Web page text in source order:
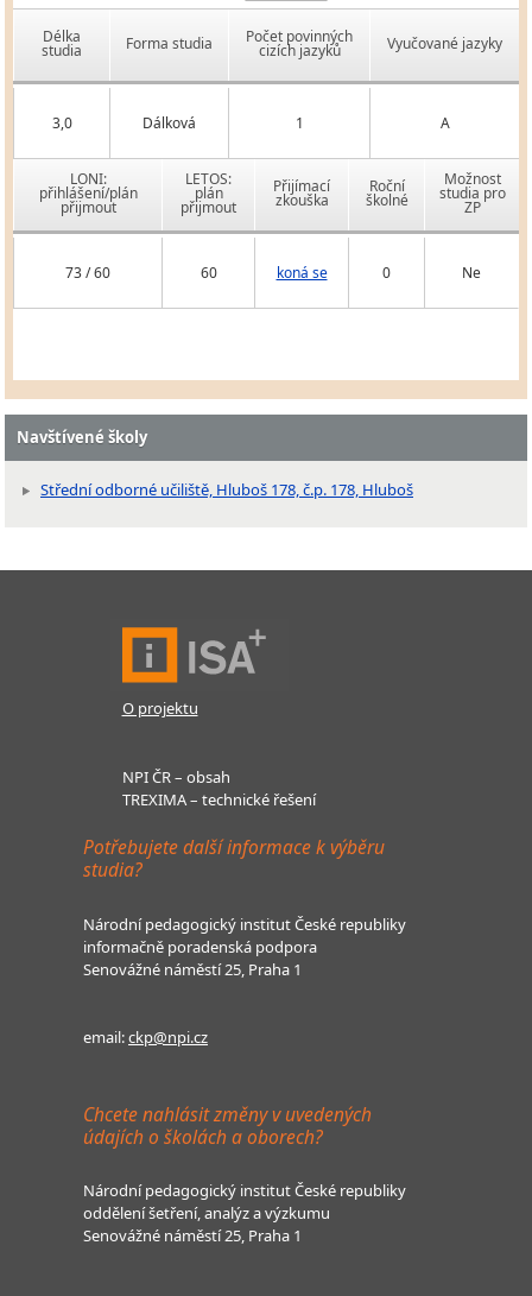
Délka
studia Forma studia Počet povinných
cizích jazyků Vyučované jazyky
3,0 Dálková 1 A
LONI:
přihlášení/plán
přijmout
LETOS:
plán
přijmout
Přijímací
zkouška
Roční
školné
Možnost
studia pro
ZP
73 / 60 60 koná se 0 Ne
Navštívené školy
Střední odborné učiliště, Hluboš 178, č.p. 178, Hluboš
O projektu
NPI ČR – obsah
TREXIMA – technické řešení
Potřebujete další informace k výběru
studia?
Národní pedagogický institut České republiky
informačně poradenská podpora
Senovážné náměstí 25, Praha 1
email:ckp@npi.cz
Chcete nahlásit změny v uvedených
údajích o školách a oborech?
Národní pedagogický institut České republiky
oddělení šetření, analýz a výzkumu
Senovážné náměstí 25, Praha 1